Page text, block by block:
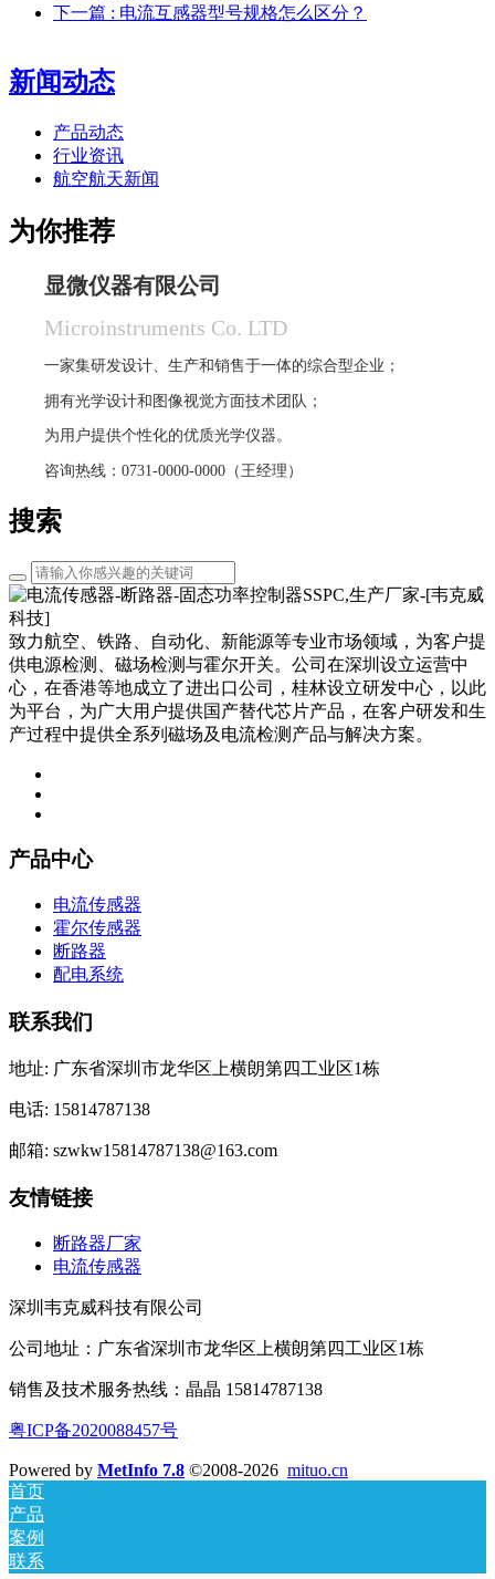
下一篇 : 电流互感器型号规格怎么区分？
新闻动态
产品动态
行业资讯
航空航天新闻
为你推荐
显微仪器有限公司
Microinstruments Co. LTD
一家集研发设计、生产和销售于一体的综合型企业；
拥有光学设计和图像视觉方面技术团队；
为用户提供个性化的优质光学仪器。
咨询热线：0731-0000-0000（王经理）
搜索
致力航空、铁路、自动化、新能源等专业市场领域，为客户提
供电源检测、磁场检测与霍尔开关。公司在深圳设立运营中
心，在香港等地成立了进出口公司，桂林设立研发中心，以此
为平台，为广大用户提供国产替代芯片产品，在客户研发和生
产过程中提供全系列磁场及电流检测产品与解决方案。
产品中心
电流传感器
霍尔传感器
断路器
配电系统
联系我们
地址: 广东省深圳市龙华区上横朗第四工业区1栋
电话: 15814787138
邮箱: szwkw15814787138@163.com
友情链接
断路器厂家
电流传感器
深圳韦克威科技有限公司
公司地址：广东省深圳市龙华区上横朗第四工业区1栋
销售及技术服务热线：晶晶 15814787138
粤ICP备2020088457号
Powered by MetInfo 7.8 ©2008-2026 mituo.cn
首页
产品
案例
联系